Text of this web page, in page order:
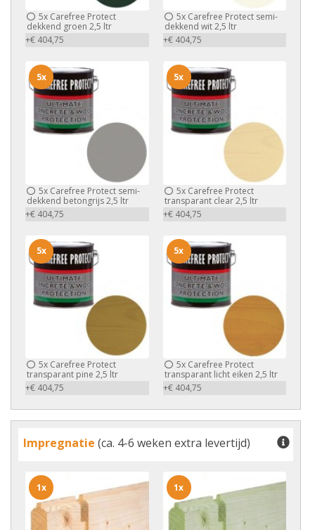
5x Carefree Protect
dekkend groen 2,5 ltr
+€ 404,75
5xCarefree Protect semi-
dekkend wit 2,5 ltr
+€ 404,75
5x Carefree Protect semi-
dekkend betongrijs 2,5 ltr
+€ 404,75
5x
5xCarefree Protect
transparant clear 2,5 ltr
+€ 404,75
5x
5x Carefree Protect
transparant pine 2,5 ltr
+€ 404,75
5x
5xCarefree Protect
transparant licht eiken 2,5 ltr
+€ 404,75
5x
Impregnatie (ca. 4-6 weken extra levertijd)
1x 1x